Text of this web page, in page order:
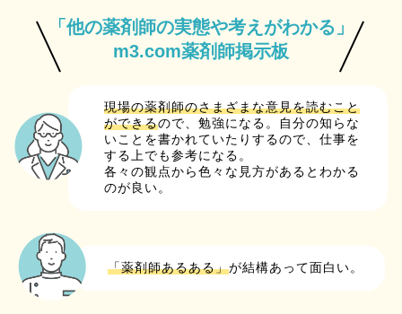
「他の薬剤師の実態や考えがわかる」
m3.com薬剤師掲示板
現場の薬剤師のさまざまな意見を読むこと
ができるので、勉強になる。自分の知らな
いことを書かれていたりするので、仕事を
する上でも参考になる。
各々の観点から色々な見方があるとわかる
のが良い。
「薬剤師あるある」が結構あって面白い。